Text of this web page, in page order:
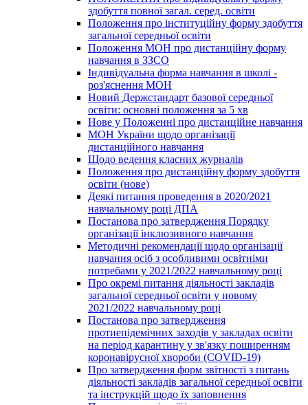
здобуття повної загал. серед. освіти
Положення про інституційну форму здобуття
загальної середньої освіти
Положення МОН про дистанційну форму
навчання в ЗЗСО
Індивідуальна форма навчання в школі -
роз'яснення МОН
Новий Держстандарт базової середньої
освіти: основні положення за 5 хв
Нове у Положенні про дистанційне навчання
МОН України щодо організації
дистанційного навчання
Щодо ведення класних журналів
Положення про дистанційну форму здобуття
освіти (нове)
Деякі питання проведення в 2020/2021
навчальному році ДПА
Постанова про затвердження Порядку
організації інклюзивного навчання
Методичні рекомендації щодо організації
навчання осіб з особливими освітніми
потребами у 2021/2022 навчальному році
Про окремі питання діяльності закладів
загальної середньої освіти у новому
2021/2022 навчальному році
Постанова про затвердження
протиепідемічних заходів у закладах освіти
на період карантину у зв'язку поширенням
коронавірусної хвороби (COVID-19)
Про затвердження форм звітності з питань
діяльності закладів загальної середньої освіти
та інструкцій щодо їх заповнення